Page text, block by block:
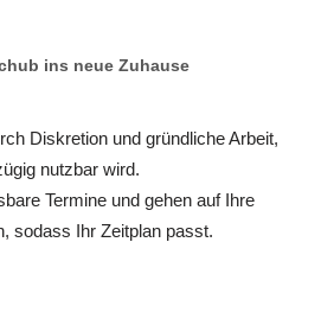
ins neue Zuhause
Diskretion und gründliche Arbeit,
nutzbar wird.
Termine und gehen auf Ihre
sodass Ihr Zeitplan passt.